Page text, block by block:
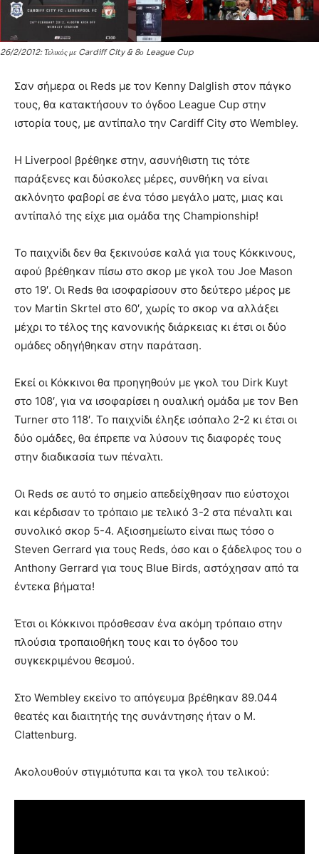
26/2/2012: Τελικός με Cardiff City & 8ο League Cup
Σαν σήμερα οι Reds με τον Kenny Dalglish στον πάγκο
τους, θα κατακτήσουν το όγδοο League Cup στην
ιστορία τους, με αντίπαλο την Cardiff City στο Wembley.
Η Liverpool βρέθηκε στην, ασυνήθιστη τις τότε
παράξενες και δύσκολες μέρες, συνθήκη να είναι
ακλόνητο φαβορί σε ένα τόσο μεγάλο ματς, μιας και
αντίπαλό της είχε μια ομάδα της Championship!
Το παιχνίδι δεν θα ξεκινούσε καλά για τους Κόκκινους,
αφού βρέθηκαν πίσω στο σκορ με γκολ του Joe Mason
στο 19′. Οι Reds θα ισοφαρίσουν στο δεύτερο μέρος με
τον Martin Skrtel στο 60′, χωρίς το σκορ να αλλάξει
μέχρι το τέλος της κανονικής διάρκειας κι έτσι οι δύο
ομάδες οδηγήθηκαν στην παράταση.
Εκεί οι Κόκκινοι θα προηγηθούν με γκολ του Dirk Kuyt
στο 108′, για να ισοφαρίσει η ουαλική ομάδα με τον Ben
Turner στο 118′. Το παιχνίδι έληξε ισόπαλο 2-2 κι έτσι οι
δύο ομάδες, θα έπρεπε να λύσουν τις διαφορές τους
στην διαδικασία των πέναλτι.
Οι Reds σε αυτό το σημείο απεδείχθησαν πιο εύστοχοι
και κέρδισαν το τρόπαιο με τελικό 3-2 στα πέναλτι και
συνολικό σκορ 5-4. Αξιοσημείωτο είναι πως τόσο ο
Steven Gerrard για τους Reds, όσο και ο ξάδελφος του ο
Anthony Gerrard για τους Blue Birds, αστόχησαν από τα
έντεκα βήματα!
Έτσι οι Κόκκινοι πρόσθεσαν ένα ακόμη τρόπαιο στην
πλούσια τροπαιοθήκη τους και το όγδοο του
συγκεκριμένου θεσμού.
Στο Wembley εκείνο το απόγευμα βρέθηκαν 89.044
θεατές και διαιτητής της συνάντησης ήταν ο M.
Clattenburg.
Ακολουθούν στιγμιότυπα και τα γκολ του τελικού: